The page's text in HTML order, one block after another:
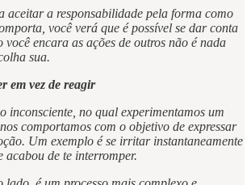
aceitar a responsabilidade pela forma como
você verá que é possível se dar conta
você encara as ações de outros não é nada
sua.
em vez de reagir
inconsciente, no qual experimentamos um
comportamos com o objetivo de expressar
Um exemplo é se irritar instantaneamente
acabou de te interromper.